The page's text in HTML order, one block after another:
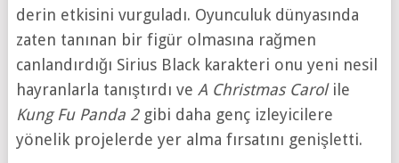
derin etkisini vurguladı. Oyunculuk dünyasında
zaten tanınan bir figür olmasına rağmen
canlandırdığı Sirius Black karakteri onu yeni nesil
hayranlarla tanıştırdı ve A Christmas Carolile
Kung Fu Panda 2gibi daha genç izleyicilere
yönelik projelerde yer alma fırsatını genişletti.